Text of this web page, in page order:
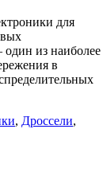
для
из наиболее
в
, Дроссели,